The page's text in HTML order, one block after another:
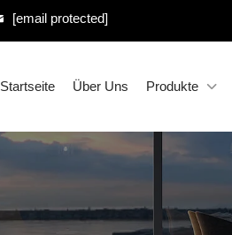
[email protected]
Startseite Über Uns Produkte